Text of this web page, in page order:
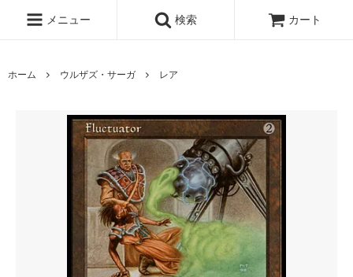
メニュー 検索 カート
ホーム ウルザズ・サーガ レア